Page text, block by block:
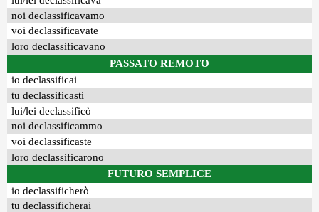
noi declassificavamo
voi declassificavate
loro declassificavano
PASSATO REMOTO
io declassificai
tu declassificasti
lui/lei declassificò
noi declassificammo
voi declassificaste
loro declassificarono
FUTURO SEMPLICE
io declassificherò
tu declassificherai